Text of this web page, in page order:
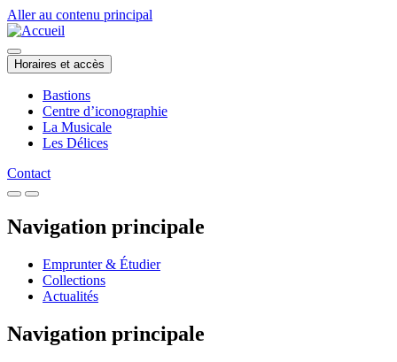
Aller au contenu principal
Horaires et accès
Bastions
Centre d’iconographie
La Musicale
Les Délices
Contact
Navigation principale
Emprunter & Étudier
Collections
Actualités
Navigation principale